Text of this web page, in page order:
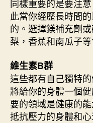
同樣重要的是要注
此當你經歷長時間
的。選擇鎂補充劑
梨，香蕉和南瓜子等
維生素B群
這些都有自己獨特
將給你的身體一個
要的領域是健康的
抵抗壓力的身體和心